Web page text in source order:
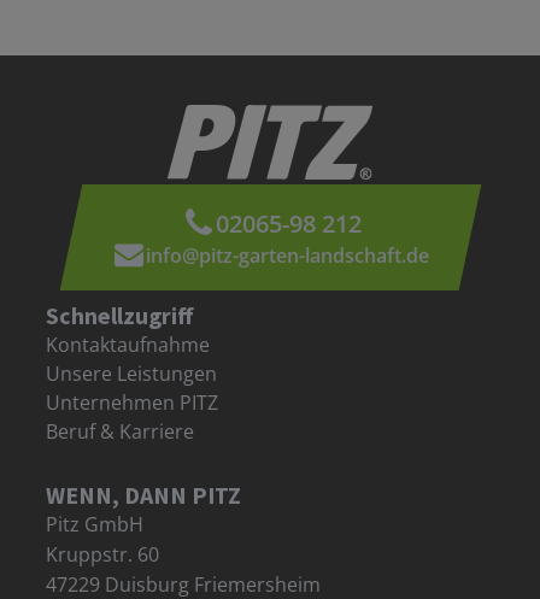
02065-98 212
info@pitz-garten-landschaft.de
WENN, DANN PITZ
Pitz GmbH
Kruppstr. 60
47229 Duisburg Friemersheim
Schnellzugriff
Kontaktaufnahme
Unsere Leistungen
Unternehmen PITZ
Beruf & Karriere